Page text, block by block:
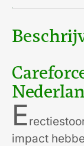
E
impact